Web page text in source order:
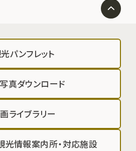
パンフレット
真ダウンロード
ライブラリー
光情報案内所・対応施設